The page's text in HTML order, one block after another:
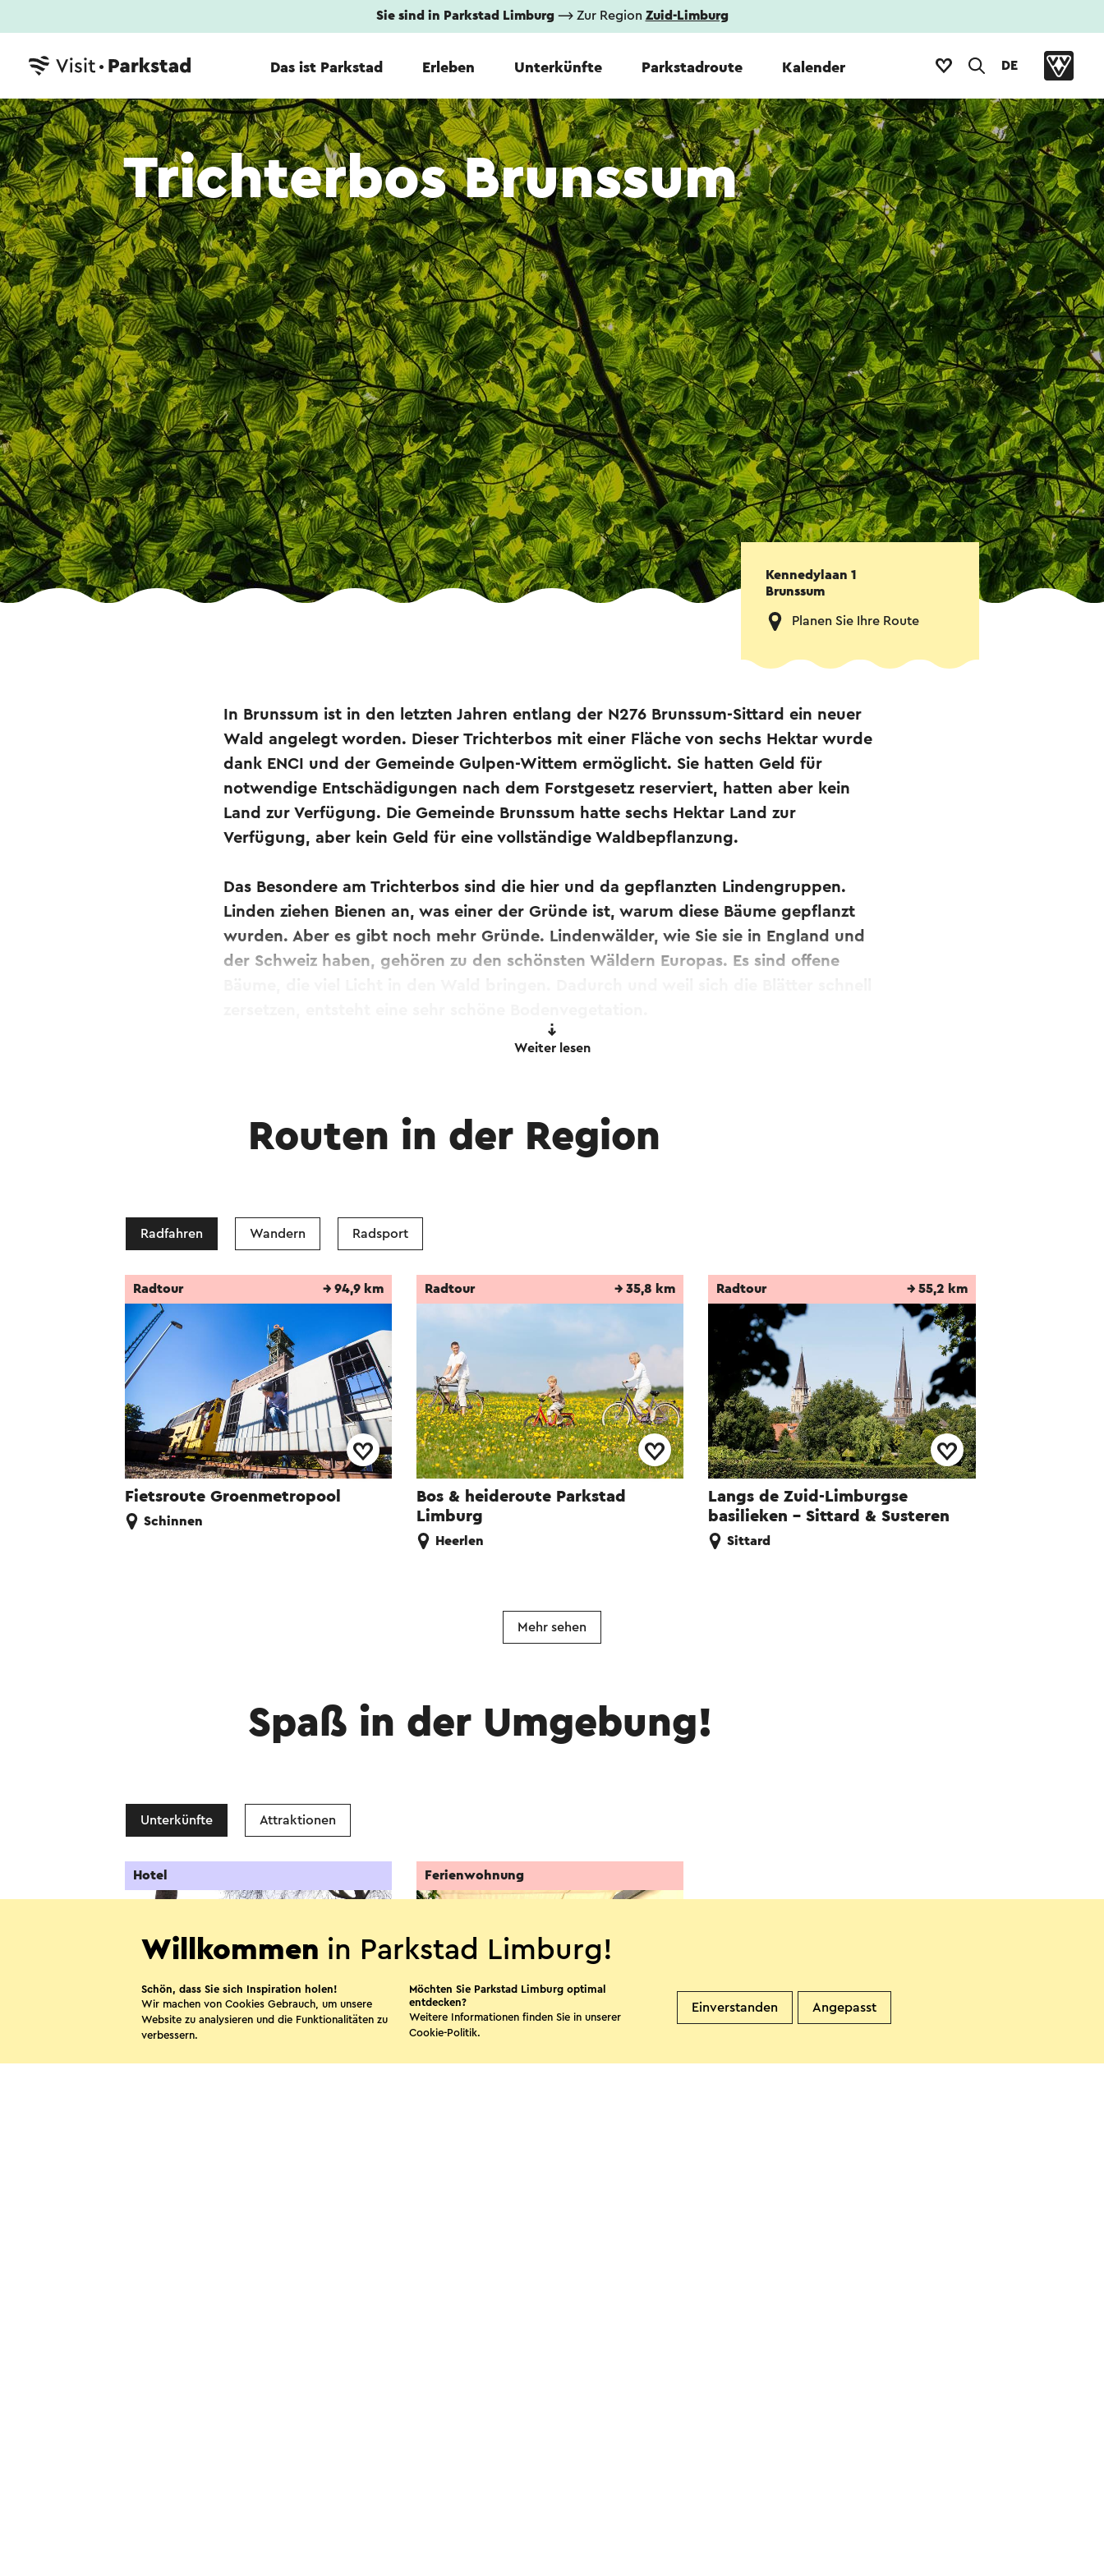
Sie sind in Parkstad Limburg⟶ Zur Region Zuid-Limburg
Das ist Parkstad Erleben Unterkünfte Parkstadroute Kalender DE
Trichterbos Brunssum
Kennedylaan 1
Brunssum
Planen Sie Ihre Route
In Brunssum ist in den letzten Jahren entlang der N276 Brunssum-Sittard ein neuer
Wald angelegt worden. Dieser Trichterbos mit einer Fläche von sechs Hektar wurde
dank ENCI und der Gemeinde Gulpen-Wittem ermöglicht. Sie hatten Geld für
notwendige Entschädigungen nach dem Forstgesetz reserviert, hatten aber kein
Land zur Verfügung. Die Gemeinde Brunssum hatte sechs Hektar Land zur
Verfügung, aber kein Geld für eine vollständige Waldbepflanzung.
Das Besondere am Trichterbos sind die hier und da gepflanzten Lindengruppen.
Linden ziehen Bienen an, was einer der Gründe ist, warum diese Bäume gepflanzt
wurden. Aber es gibt noch mehr Gründe. Lindenwälder, wie Sie sie in England und
der Schweiz haben, gehören zu den schönsten Wäldern Europas. Es sind offene
Dieser Text wurde mit Hilfe eines Online-Übersetzungsdienstes automatisch übersetzt.
Weiter lesen
Routen in der Region
Radfahren Wandern Radsport
Fietsroute Groenmetropool
Radtour → 94,9 km
Schinnen
Bos & heideroute Parkstad
Limburg
Radtour → 35,8 km
Heerlen
Langs de Zuid-Limburgse
basilieken - Sittard & Susteren
Radtour → 55,2 km
Sittard
Mehr sehen
Spaß in der Umgebung!
Unterkünfte Attraktionen
Hotel Ferienwohnung
Willkommen in Parkstad Limburg!
Schön, dass Sie sich Inspiration holen!
Wir machen von Cookies Gebrauch, um unsere
Website zu analysieren und die Funktionalitäten zu
verbessern.
Möchten Sie Parkstad Limburg optimal
entdecken?
Weitere Informationen finden Sie in unserer
Cookie-Politik.
Einverstanden Angepasst